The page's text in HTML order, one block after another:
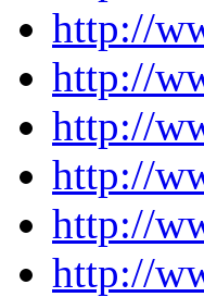
http://
http://
http://
http://
http://
http://